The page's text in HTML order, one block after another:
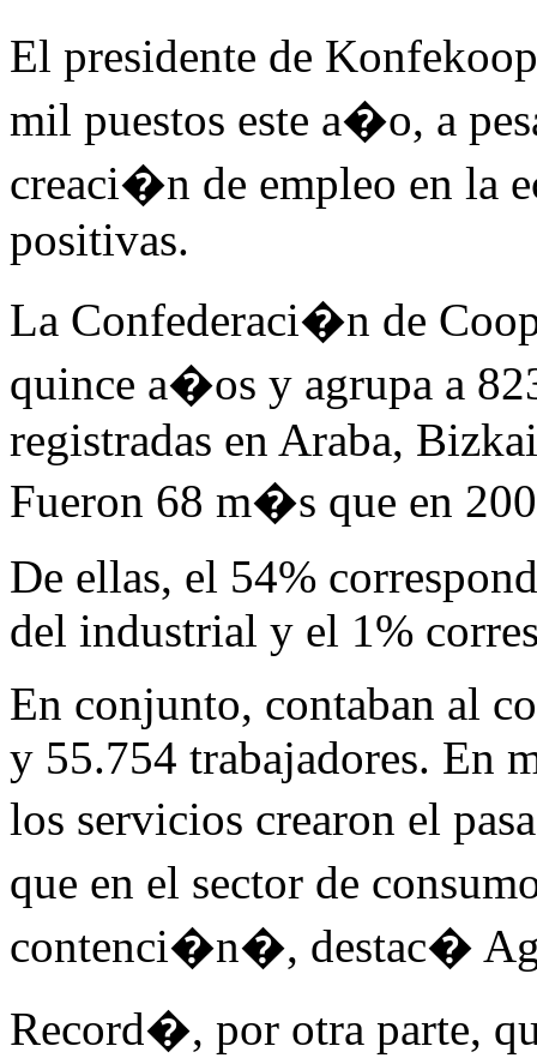
El presidente de
mil puestos este a�o, a
creaci�n de empleo en la
positivas.
La Confederaci�n de
quince a�os y agrupa a
registradas en Araba,
Fueron 68 m�s que en
De ellas, el 54%
del industrial y el 1%
En conjunto, contaban al
y 55.754 trabajadores. En
los servicios crearon el
que en el sector de
contenci�n�, destac�
Record�, por otra parte,